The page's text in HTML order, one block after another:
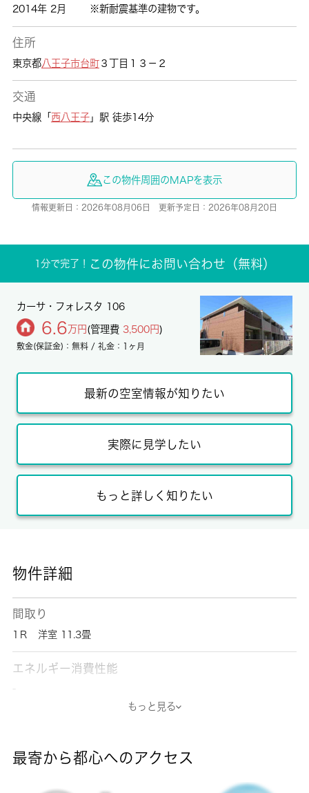
2014年 2月 ※新耐震基準の建物です。
住所
東京都八王子市台町３丁目１３－２
交通
中央線「 西八王子」駅 徒歩14分
この物件周囲のMAPを表示
情報更新日：2026年08月06日 更新予定日：2026年08月20日
1分で完了！ この物件にお問い合わせ（無料）
カーサ・フォレスタ 106
6.6 万円 (管理費 3,500円)
敷金(保証金)：無料 / 礼金：1ヶ月
最新の空室情報が知りたい
実際に見学したい
もっと詳しく知りたい
物件詳細
間取り
1Ｒ 洋室 11.3畳
エネルギー消費性能
-
もっと見る
最寄から都心へのアクセス